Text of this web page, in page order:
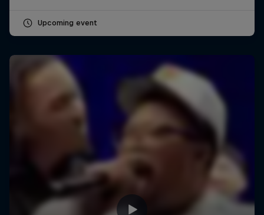
Upcoming event